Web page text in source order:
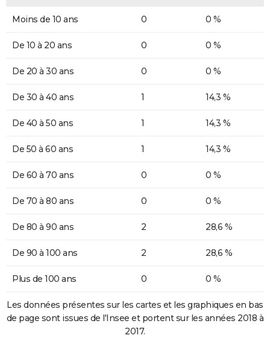
Moins de 10 ans 0 0 %
De 10 à 20 ans 0 0 %
De 20 à 30 ans 0 0 %
De 30 à 40 ans 1 14,3 %
De 40 à 50 ans 1 14,3 %
De 50 à 60 ans 1 14,3 %
De 60 à 70 ans 0 0 %
De 70 à 80 ans 0 0 %
De 80 à 90 ans 2 28,6 %
De 90 à 100 ans 2 28,6 %
Plus de 100 ans 0 0 %
Les données présentes sur les cartes et les graphiques en bas
de page sont issues de l'Insee et portent sur les années 2018 à
2017.